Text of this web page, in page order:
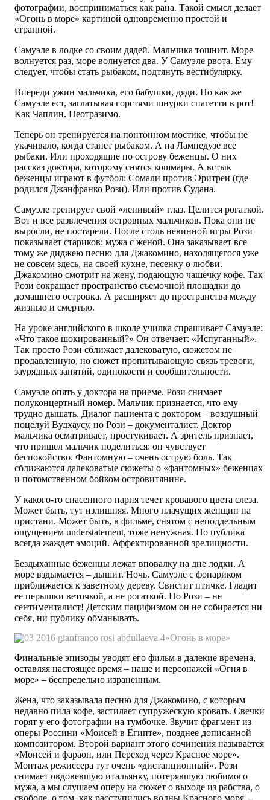
фотографии, восприниматься как рана. Такой смысл делает
«Огонь в море» картиной одновременно простой и
странной.
Самуэле в лодке со своим дядей. Мальчика тошнит. Море
волнуется раз, море волнуется два. У Самуэле рвота. Ему
следует, чтобы стать рыбаком, подтянуть вестибулярку.
Впереди ужин мальчика, его бабушки, дяди. Но как же
Самуэле ест, заглатывая горстями шнурки спагетти в рот!
Как Чаплин. Неотразимо.
Теперь он тренируется на понтонном мостике, чтобы не
укачивало, когда станет рыбаком. А на Лампедузе все
рыбаки. Или проходящие по острову беженцы. О них
рассказ доктора, которому снятся кошмары. А встык
беженцы играют в футбол: Сомали против Эритреи (где
родился Джанфранко Рози). Или против Судана.
Самуэле тренирует свой «ленивый» глаз. Целится рогаткой.
Вот и все развлечения островных мальчиков. Пока они не
выросли, не постарели. После столь невинной игры Рози
показывает стариков: мужа с женой. Она заказывает все
тому же диджею песню для Джакомино, находящегося уже
не совсем здесь, на своей кухне, песенку о любви.
Джакомино смотрит на жену, подающую чашечку кофе. Так
Рози сокращает пространство съемочной площадки до
домашнего островка. А расширяет до пространства между
жизнью и смертью.
На уроке английского в школе училка спрашивает Самуэле:
«Что такое шокированный?» Он отвечает: «Испуганный».
Так просто Рози сближает далековатую, сюжетом не
продавленную, но сюжет пропитывающую связь тревоги,
заурядных занятий, одинокости и сообщительности.
Самуэле опять у доктора на приеме. Рози снимает
полуконцертный номер. Мальчик признается, что ему
трудно дышать. Диалог пациента с доктором – воздушный
поцелуй Вудхаусу, но Рози – документалист. Доктор
мальчика осматривает, простукивает. А зритель признает,
что пришел мальчик поделиться: он чувствует
беспокойство. Фантомную – очень острую боль. Так
сближаются далековатые сюжеты о «фантомных» беженцах
и потомственном бойком островитянине.
У какого-то спасенного парня течет кровавого цвета слеза.
Может быть, тут излишняя. Много плачущих женщин на
пристани. Может быть, в фильме, снятом с неподдельным
ощущением understatement, тоже ненужная. Но публика
всегда жаждет эмоций. Аффектированной зрелищности.
Бездыханные беженцы лежат вповалку на дне лодки. А
море вздымается – дышит. Ночь. Самуэле с фонариком
приближается к заветному дереву. Свистит птичке. Гладит
ее перышки веточкой, а не рогаткой. Но Рози – не
сентименталист! Детским пацифизмом он не собирается ни
себя, ни публику обманывать.
«Огонь в море»
Финальные эпизоды уводят его фильм в далекие времена,
оставляя настоящее время – наше и персонажей «Огня в
море» – беспредельно израненным.
Жена, что заказывала песню для Джакомино, с которым
недавно пила кофе, застилает супружескую кровать. Свечки
горят у его фотографии на тумбочке. Звучит фрагмент из
оперы Россини «Моисей в Египте», позднее дописанной
композитором. Второй вариант этого сочинения называется
«Моисей и фараон, или Переход через Красное море».
Монтаж режиссера тут очень «дистанционный». Рози
снимает овдовевшую итальянку, потерявшую любимого
мужа, а мы слушаем оперу на сюжет о выходе из рабства, о